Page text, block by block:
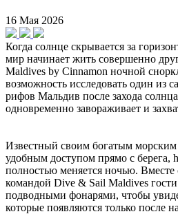
16 Мая 2026
Когда солнце скрывается за
мир начинает жить совершенно
Maldives by Cinnamon ночной
возможность исследовать один из
рифов Мальдив после захода
одновременно завораживает и
Известный своим богатым морским
удобным доступом прямо с берега,
полностью меняется ночью. Вместе
командой Dive & Sail Maldives
подводными фонарями, чтобы
которые появляются только после